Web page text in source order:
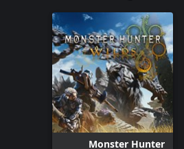
Monster Hunter